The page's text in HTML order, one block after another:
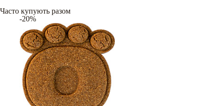
Часто купують разом
-20%